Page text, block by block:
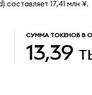
составляет 17,41 млн ¥.
СУММА ТОКЕНОВ В
13,39